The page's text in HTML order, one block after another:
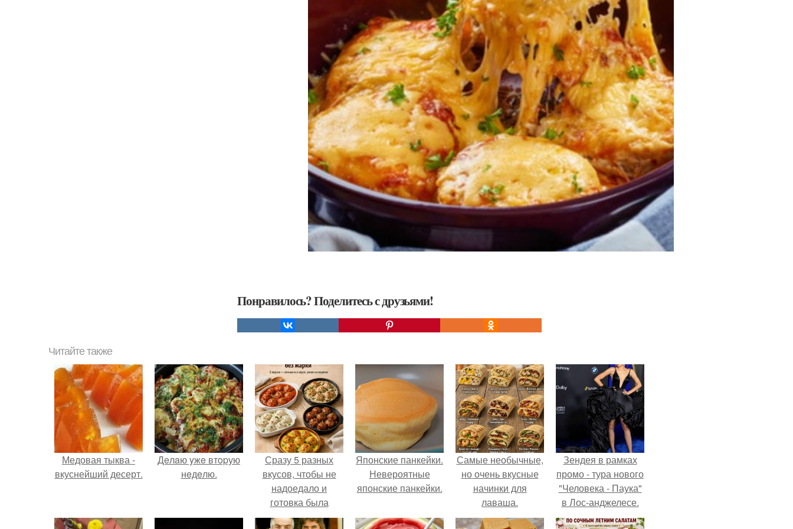
Понравилось? Поделитесь с друзьями!
Читайте также
Медовая тыква -
вкуснейший десерт.
Дeлaю yжe втopую
нeдeлю.
Сразу 5 разных
вкусов, чтобы не
надоедало и
готовка была
проще.
Японские панкейки.
Невероятные
японские панкейки.
Самые необычные,
но очень вкусные
начинки для
лаваша.
Зендея в рамках
промо - тура нового
"Человека - Паука"
в Лос-анджелесе.